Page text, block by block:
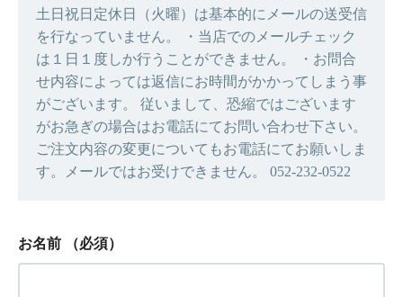
土日祝日定休日（火曜）は基本的にメールの送受信
を行なっていません。 ・当店でのメールチェック
は１日１度しか行うことができません。 ・お問合
せ内容によっては返信にお時間がかかってしまう事
がございます。 従いまして、恐縮ではございます
がお急ぎの場合はお電話にてお問い合わせ下さい。
ご注文内容の変更についてもお電話にてお願いしま
す。メールではお受けできません。 052-232-0522
お名前 （必須）